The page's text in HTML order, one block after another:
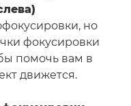
но
фокусировки
помочь вам в
движется.